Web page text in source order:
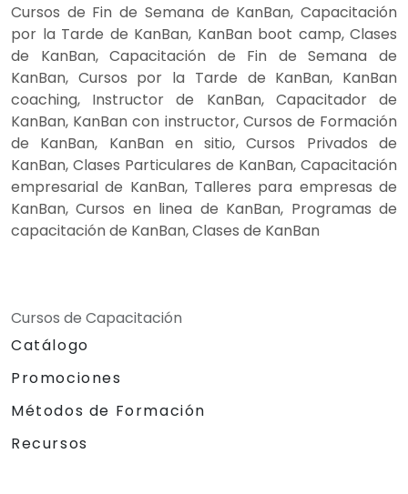
Cursos de Fin de Semana de KanBan, Capacitación
por la Tarde de KanBan, KanBan boot camp, Clases
de KanBan, Capacitación de Fin de Semana de
KanBan, Cursos por la Tarde de KanBan, KanBan
coaching, Instructor de KanBan, Capacitador de
KanBan, KanBan con instructor, Cursos de Formación
de KanBan, KanBan en sitio, Cursos Privados de
KanBan, Clases Particulares de KanBan, Capacitación
empresarial de KanBan, Talleres para empresas de
KanBan, Cursos en linea de KanBan, Programas de
capacitación de KanBan, Clases de KanBan
Cursos de Capacitación
Catálogo
Promociones
Métodos de Formación
Recursos